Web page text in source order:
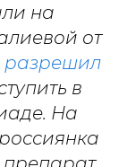
на
от
разрешил
в
На